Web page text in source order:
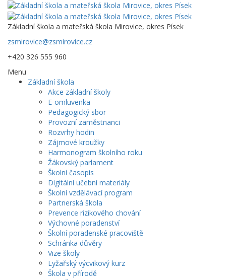
Základní škola a mateřská škola Mirovice, okres Písek
zsmirovice@zsmirovice.cz
+420 326 555 960
Menu
Základní škola
Akce základní školy
E-omluvenka
Pedagogický sbor
Provozní zaměstnanci
Rozvrhy hodin
Zájmové kroužky
Harmonogram školního roku
Žákovský parlament
Školní časopis
Digitální učební materiály
Školní vzdělávací program
Partnerská škola
Prevence rizikového chování
Výchovné poradenství
Školní poradenské pracoviště
Schránka důvěry
Vize školy
Lyžařský výcvikový kurz
Škola v přírodě